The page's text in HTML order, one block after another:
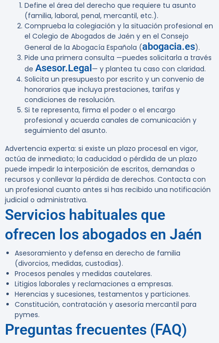
Define el área del derecho que requiere tu asunto
(familia, laboral, penal, mercantil, etc.).
Comprueba la colegiación y la situación profesional en
el Colegio de Abogados de Jaén y en el Consejo
General de la Abogacía Española (abogacia.es).
Pide una primera consulta —puedes solicitarla a través
de Asesor.Legal— y plantea tu caso con claridad.
Solicita un presupuesto por escrito y un convenio de
honorarios que incluya prestaciones, tarifas y
condiciones de resolución.
Si te representa, firma el poder o el encargo
profesional y acuerda canales de comunicación y
seguimiento del asunto.
Advertencia experta: si existe un plazo procesal en vigor,
actúa de inmediato; la caducidad o pérdida de un plazo
puede impedir la interposición de escritos, demandas o
recursos y conllevar la pérdida de derechos. Contacta con
un profesional cuanto antes si has recibido una notificación
judicial o administrativa.
Servicios habituales que
ofrecen los abogados en Jaén
Asesoramiento y defensa en derecho de familia
(divorcios, medidas, custodias).
Procesos penales y medidas cautelares.
Litigios laborales y reclamaciones a empresas.
Herencias y sucesiones, testamentos y particiones.
Constitución, contratación y asesoría mercantil para
pymes.
Preguntas frecuentes (FAQ)